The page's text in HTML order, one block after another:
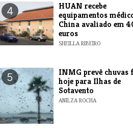
4
HUAN recebe
equipamentos
China avaliado em
euros
SHEILLA RIBEIRO
5
INMG prevê chuvas
hoje para Ilhas de
Sotavento
ANILZA ROCHA